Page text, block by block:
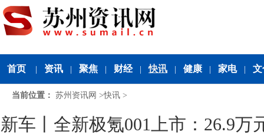
首页 资讯 聚焦 财经 快讯 健康 家电 文
当前位置： 苏州资讯网 >快讯 >
新车丨全新极氪001上市：26.9